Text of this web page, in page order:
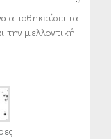
αποθηκεύσει τα
την μελλοντική